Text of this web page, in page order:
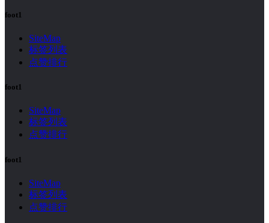
foot1
SiteMap
标签列表
点赞排行
foot1
SiteMap
标签列表
点赞排行
foot1
SiteMap
标签列表
点赞排行